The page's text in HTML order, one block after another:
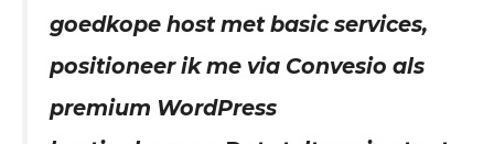
goedkope host met basic services,
positioneer ik me via Convesio als
premium WordPress